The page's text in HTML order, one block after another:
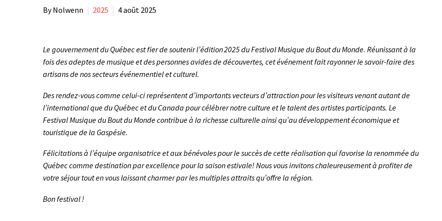
By Nolwenn 2025 4 août 2025
Le gouvernement du Québec est fier de soutenir l’édition 2025 du Festival Musique du Bout du Monde. Réunissant à la
fois des adeptes de musique et des personnes avides de découvertes, cet événement fait rayonner le savoir-faire des
artisans de nos secteurs événementiel et culturel.
Des rendez-vous comme celui-ci représentent d’importants vecteurs d’attraction pour les visiteurs venant autant de
l’international que du Québec et du Canada pour célébrer notre culture et le talent des artistes participants. Le
Festival Musique du Bout du Monde contribue à la richesse culturelle ainsi qu’au développement économique et
touristique de la Gaspésie.
Félicitations à l’équipe organisatrice et aux bénévoles pour le succès de cette réalisation qui favorise la renommée du
Québec comme destination par excellence pour la saison estivale! Nous vous invitons chaleureusement à profiter de
votre séjour tout en vous laissant charmer par les multiples attraits qu’offre la région.
Bon festival !